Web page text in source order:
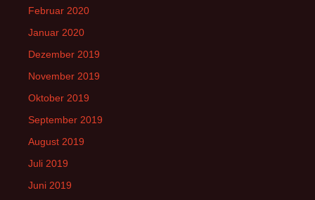
Februar 2020
Januar 2020
Dezember 2019
November 2019
Oktober 2019
September 2019
August 2019
Juli 2019
Juni 2019